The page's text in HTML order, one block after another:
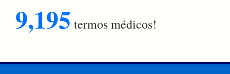
9,195 termos médicos!